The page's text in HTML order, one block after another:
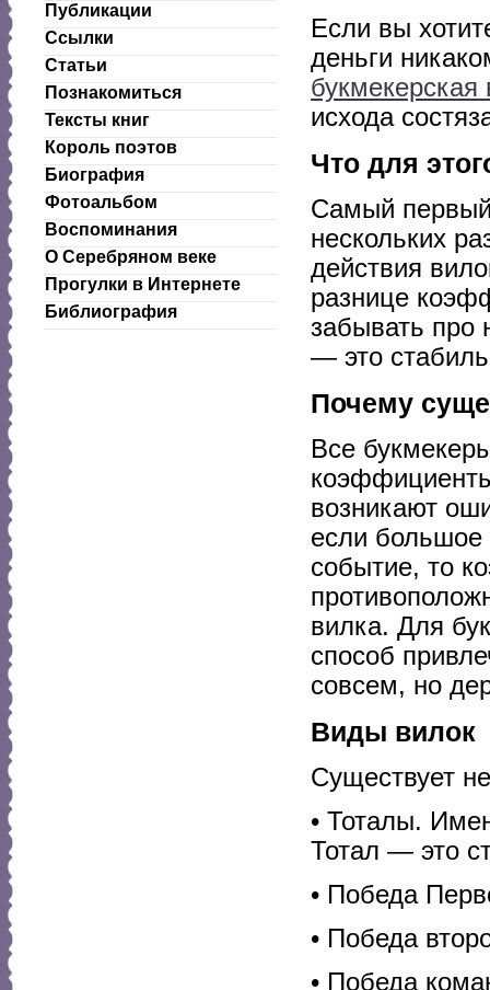
Публикации
Ссылки
Статьи
Познакомиться
Тексты книг
Король поэтов
Биография
Фотоальбом
Воспоминания
О Серебряном веке
Прогулки в Интернете
Библиография
Если вы
деньги
букмекерская
исхода
Что для
Самый первый
нескольких
действия
разнице
забывать про
— это
Почему
Все
возникают
если большое
событие, то
вилка. Для
способ
совсем, но
Виды вилок
Существует
• Тоталы.
Тотал — это
• Победа
• Победа
• Победа